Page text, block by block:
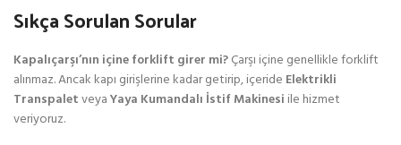
Sıkça Sorulan Sorular
Kapalıçarşı’nın içine forklift girer mi?Çarşı içine genellikle forklift
alınmaz. Ancak kapı girişlerine kadar getirip, içeride Elektrikli
TranspaletveyaYaya Kumandalı İstif Makinesi ile hizmet
veriyoruz.